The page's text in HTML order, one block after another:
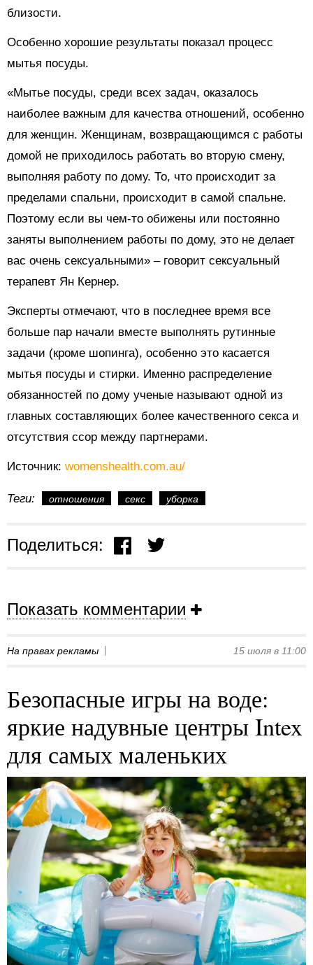
близости.
Особенно хорошие результаты показал процесс
мытья посуды.
«Мытье посуды, среди всех задач, оказалось
наиболее важным для качества отношений, особенно
для женщин. Женщинам, возвращающимся с работы
домой не приходилось работать во вторую смену,
выполняя работу по дому. То, что происходит за
пределами спальни, происходит в самой спальне.
Поэтому если вы чем-то обижены или постоянно
заняты выполнением работы по дому, это не делает
вас очень сексуальными» – говорит сексуальный
терапевт Ян Кернер.
Эксперты отмечают, что в последнее время все
больше пар начали вместе выполнять рутинные
задачи (кроме шопинга), особенно это касается
мытья посуды и стирки. Именно распределение
обязанностей по дому ученые называют одной из
главных составляющих более качественного секса и
отсутствия ссор между партнерами.
Источник: womenshealth.com.au/
Теги: отношения секс уборка
Поделиться:
Показать комментарии
На правах рекламы 15 июля в 11:00
Безопасные игры на воде:
яркие надувные центры Intex
для самых маленьких